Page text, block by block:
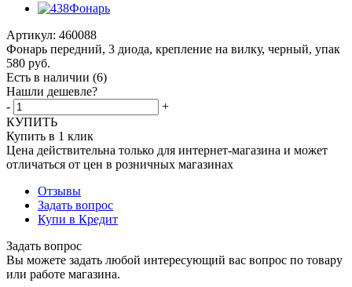
Артикул: 460088
Фонарь передний, 3 диода, крепление на вилку, черный, упак
580 руб.
Есть в наличии (6)
Нашли дешевле?
-
+
КУПИТЬ
Купить в 1 клик
Цена действительна только для интернет-магазина и может
отличаться от цен в розничных магазинах
Отзывы
Задать вопрос
Купи в Кредит
Задать вопрос
Вы можете задать любой интересующий вас вопрос по товару
или работе магазина.